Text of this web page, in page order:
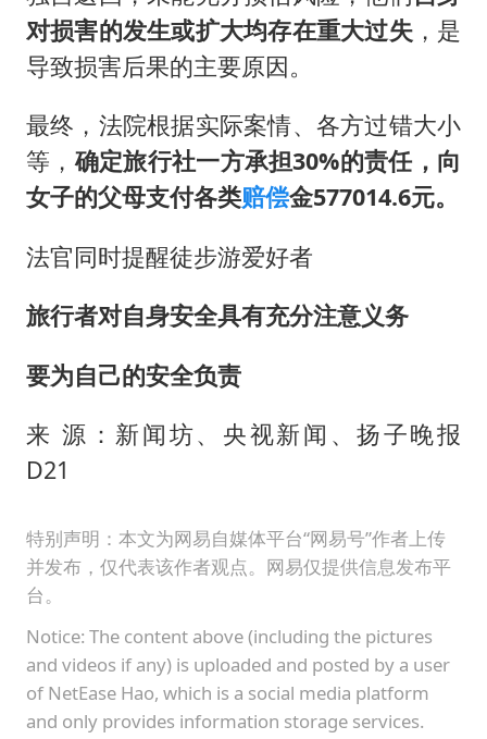
对损害的发生或扩大均存在重大过失，是
导致损害后果的主要原因。
最终，法院根据实际案情、各方过错大小
等，确定旅行社一方承担30%的责任，向
女子的父母支付各类赔偿金577014.6元。
法官同时提醒徒步游爱好者
旅行者对自身安全具有充分注意义务
要为自己的安全负责
来 源：新闻坊、央视新闻、扬子晚报
D21
特别声明：本文为网易自媒体平台“网易号”作者上传
并发布，仅代表该作者观点。网易仅提供信息发布平
台。
Notice: The content above (including the pictures
and videos if any) is uploaded and posted by a user
of NetEase Hao, which is a social media platform
and only provides information storage services.